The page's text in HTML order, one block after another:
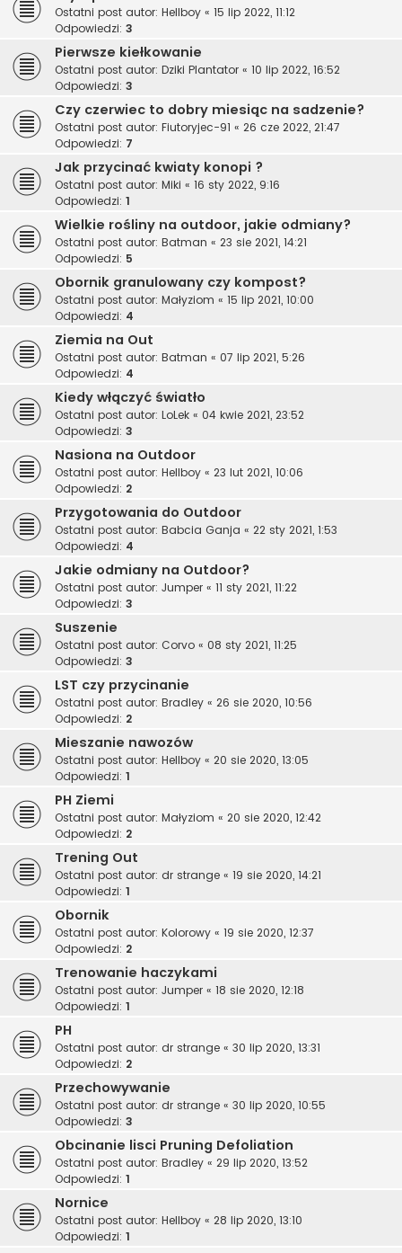
Ostatni post autor: Hellboy « 15 lip 2022, 11:12
Odpowiedzi: 3
Pierwsze kiełkowanie
Ostatni post autor: Dziki Plantator « 10 lip 2022, 16:52
Odpowiedzi: 3
Czy czerwiec to dobry miesiąc na sadzenie?
Ostatni post autor: Fiutoryjec-91 « 26 cze 2022, 21:47
Odpowiedzi: 7
Jak przycinać kwiaty konopi ?
Ostatni post autor: Miki « 16 sty 2022, 9:16
Odpowiedzi: 1
Wielkie rośliny na outdoor, jakie odmiany?
Ostatni post autor: Batman « 23 sie 2021, 14:21
Odpowiedzi: 5
Obornik granulowany czy kompost?
Ostatni post autor: Małyziom « 15 lip 2021, 10:00
Odpowiedzi: 4
Ziemia na Out
Ostatni post autor: Batman « 07 lip 2021, 5:26
Odpowiedzi: 4
Kiedy włączyć światło
Ostatni post autor: LoLek « 04 kwie 2021, 23:52
Odpowiedzi: 3
Nasiona na Outdoor
Ostatni post autor: Hellboy « 23 lut 2021, 10:06
Odpowiedzi: 2
Przygotowania do Outdoor
Ostatni post autor: Babcia Ganja « 22 sty 2021, 1:53
Odpowiedzi: 4
Jakie odmiany na Outdoor?
Ostatni post autor: Jumper « 11 sty 2021, 11:22
Odpowiedzi: 3
Suszenie
Ostatni post autor: Corvo « 08 sty 2021, 11:25
Odpowiedzi: 3
LST czy przycinanie
Ostatni post autor: Bradley « 26 sie 2020, 10:56
Odpowiedzi: 2
Mieszanie nawozów
Ostatni post autor: Hellboy « 20 sie 2020, 13:05
Odpowiedzi: 1
PH Ziemi
Ostatni post autor: Małyziom « 20 sie 2020, 12:42
Odpowiedzi: 2
Trening Out
Ostatni post autor: dr strange « 19 sie 2020, 14:21
Odpowiedzi: 1
Obornik
Ostatni post autor: Kolorowy « 19 sie 2020, 12:37
Odpowiedzi: 2
Trenowanie haczykami
Ostatni post autor: Jumper « 18 sie 2020, 12:18
Odpowiedzi: 1
PH
Ostatni post autor: dr strange « 30 lip 2020, 13:31
Odpowiedzi: 2
Przechowywanie
Ostatni post autor: dr strange « 30 lip 2020, 10:55
Odpowiedzi: 3
Obcinanie lisci Pruning Defoliation
Ostatni post autor: Bradley « 29 lip 2020, 13:52
Odpowiedzi: 1
Nornice
Ostatni post autor: Hellboy « 28 lip 2020, 13:10
Odpowiedzi: 1